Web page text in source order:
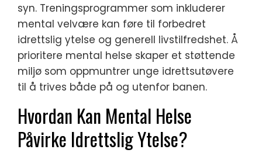
syn. Treningsprogrammer som inkluderer
mental velvære kan føre til forbedret
idrettslig ytelse og generell livstilfredshet. Å
prioritere mental helse skaper et støttende
miljø som oppmuntrer unge idrettsutøvere
til å trives både på og utenfor banen.
Hvordan Kan Mental Helse
Påvirke Idrettslig Ytelse?